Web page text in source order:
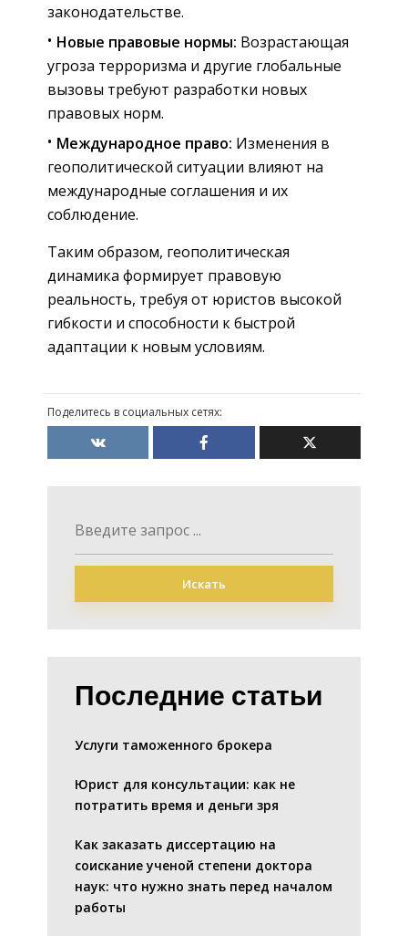
законодательстве.
Новые правовые нормы: Возрастающая
угроза терроризма и другие глобальные
вызовы требуют разработки новых
правовых норм.
Международное право: Изменения в
геополитической ситуации влияют на
международные соглашения и их
соблюдение.
Таким образом, геополитическая
динамика формирует правовую
реальность, требуя от юристов высокой
гибкости и способности к быстрой
адаптации к новым условиям.
Поделитесь в социальных сетях:
Искать
Последние статьи
Услуги таможенного брокера
Юрист для консультации: как не
потратить время и деньги зря
Как заказать диссертацию на
соискание ученой степени доктора
наук: что нужно знать перед началом
работы